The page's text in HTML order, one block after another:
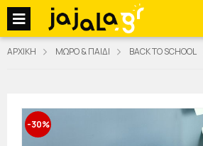
jajala Menu
ΑΡΧΙΚΗ ΜΩΡΟ & ΠΑΙΔΙ BACK TO SCHOOL
-30%